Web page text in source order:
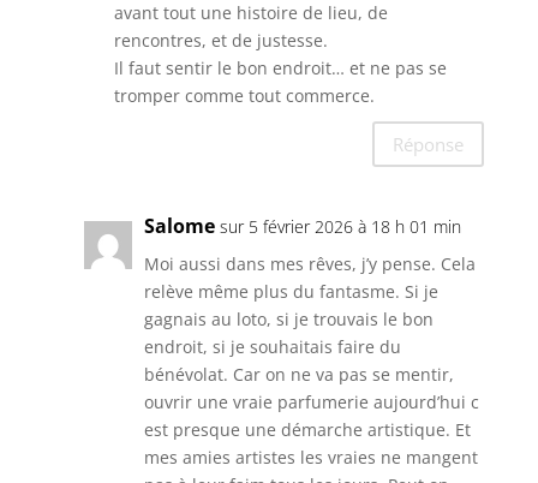
avant tout une histoire de lieu, de
rencontres, et de justesse.
Il faut sentir le bon endroit… et ne pas se
tromper comme tout commerce.
Réponse
Salome sur 5 février 2026 à 18 h 01 min
Moi aussi dans mes rêves, j’y pense. Cela
relève même plus du fantasme. Si je
gagnais au loto, si je trouvais le bon
endroit, si je souhaitais faire du
bénévolat. Car on ne va pas se mentir,
ouvrir une vraie parfumerie aujourd’hui c
est presque une démarche artistique. Et
mes amies artistes les vraies ne mangent